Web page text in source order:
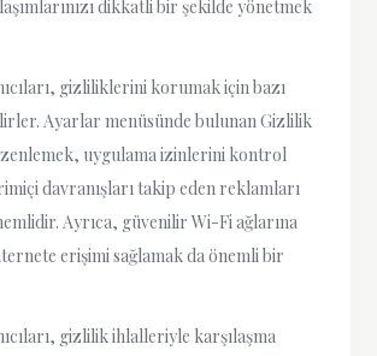
dikkatli bir şekilde yönetmek
gizliliklerini korumak için bazı
Ayarlar menüsünde bulunan Gizlilik
uygulama izinlerini kontrol
davranışları takip eden reklamları
Ayrıca, güvenilir Wi-Fi ağlarına
erişimi sağlamak da önemli bir
gizlilik ihlalleriyle karşılaşma